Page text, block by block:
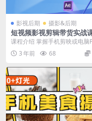
影视后期 摄影&后期
短视频影视剪辑带货实战
课程介绍 掌握手机剪映或电脑
行视频剪辑、短视频带货、爆款
频逻辑、深入理解...
3 年前 68